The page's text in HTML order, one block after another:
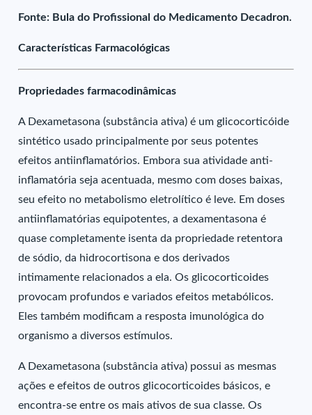
Fonte: Bula do Profissional do Medicamento Decadron.
Características Farmacológicas
Propriedades farmacodinâmicas
A Dexametasona (substância ativa) é um glicocorticóide
sintético usado principalmente por seus potentes
efeitos antiinflamatórios. Embora sua atividade anti-
inflamatória seja acentuada, mesmo com doses baixas,
seu efeito no metabolismo eletrolítico é leve. Em doses
antiinflamatórias equipotentes, a dexamentasona é
quase completamente isenta da propriedade retentora
de sódio, da hidrocortisona e dos derivados
intimamente relacionados a ela. Os glicocorticoides
provocam profundos e variados efeitos metabólicos.
Eles também modificam a resposta imunológica do
organismo a diversos estímulos.
A Dexametasona (substância ativa) possui as mesmas
ações e efeitos de outros glicocorticoides básicos, e
encontra-se entre os mais ativos de sua classe. Os